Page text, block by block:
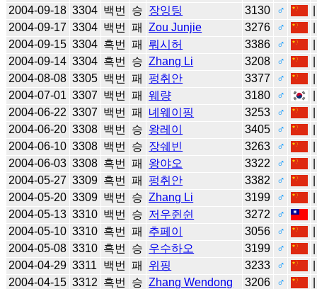
2004-09-18 3304 백번 승 장잉팅 3130 ♂
2004-09-17 3304 백번 패 Zou Junjie 3276 ♂
2004-09-15 3304 흑번 패 뤄시허 3386 ♂
2004-09-14 3304 흑번 승 Zhang Li 3208 ♂
2004-08-08 3305 백번 패 펑취안 3377 ♂
2004-07-01 3307 백번 패 웨량 3180 ♂
2004-06-22 3307 백번 패 녜웨이핑 3253 ♂
2004-06-20 3308 백번 승 왕레이 3405 ♂
2004-06-10 3308 백번 승 장쉐빈 3263 ♂
2004-06-03 3308 흑번 패 왕야오 3322 ♂
2004-05-27 3309 흑번 패 펑취안 3382 ♂
2004-05-20 3309 백번 승 Zhang Li 3199 ♂
2004-05-13 3310 백번 승 저우쥔쉰 3272 ♂
2004-05-10 3310 흑번 패 추페이 3056 ♂
2004-05-08 3310 흑번 승 우수하오 3199 ♂
2004-04-29 3311 백번 패 위핑 3233 ♂
2004-04-15 3312 흑번 승 Zhang Wendong 3206 ♂